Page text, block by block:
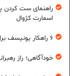
راهنمای ست کردن
اسمارت کژوال
۶ راهکار یونیسف برای پرورش عادت‌های غذایی سالم در کودکان
خودآگاهی؛ راز